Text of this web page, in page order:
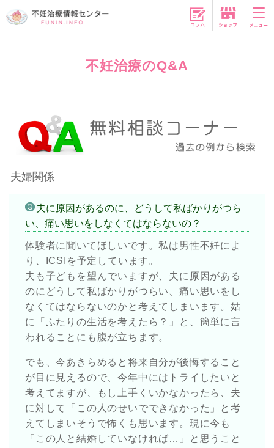
コラム
不妊治療のQ&A
夫婦関係
夫に原因があるのに、どうして私ばかりがつら
い、痛い思いをしなくてはならないの？
体験者に聞いてほしいです。私は男性不妊によ
り、ICSIを予定しています。
夫も子どもを望んでいますが、夫に原因がある
のにどうして私ばかりがつらい、痛い思いをし
なくてはならないのかと考えてしまいます。姑
に「ふたりの生活を考えたら？」と、簡単に言
われることにも腹が立ちます。
でも、今あきらめると将来自分が後悔すること
が目に見えるので、今年中にはトライしたいと
考えてますが、もし上手くいかなかったら、夫
に対して「この人のせいでできなかった」と考
えてしまいそうで怖くも思います。現に今も
「この人と結婚していなければ…」と思うこと